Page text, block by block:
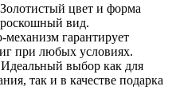
Золотистый цвет и форма
вид.
механизм гарантирует
при любых условиях.
Идеальный выбор как для
так и в качестве подарка